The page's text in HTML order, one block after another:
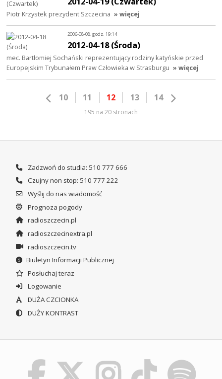
Piotr Krzystek prezydent Szczecina » więcej
2006-08-08, godz. 19:14
2012-04-18 (Środa)
mec. Bartłomiej Sochański reprezentujący rodziny katyńskie przed
Europejskim Trybunałem Praw Człowieka w Strasburgu » więcej
10 11 12 13 14
195 na 20 stronach
Zadzwoń do studia: 510 777 666
Czujny non stop: 510 777 222
Wyślij do nas wiadomość
Prognoza pogody
radioszczecin.pl
radioszczecinextra.pl
radioszczecin.tv
Biuletyn Informacji Publicznej
Posłuchaj teraz
Logowanie
DUŻA CZCIONKA
DUŻY KONTRAST